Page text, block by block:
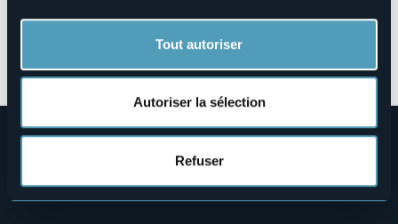
Tout autoriser
Autoriser la sélection
Refuser